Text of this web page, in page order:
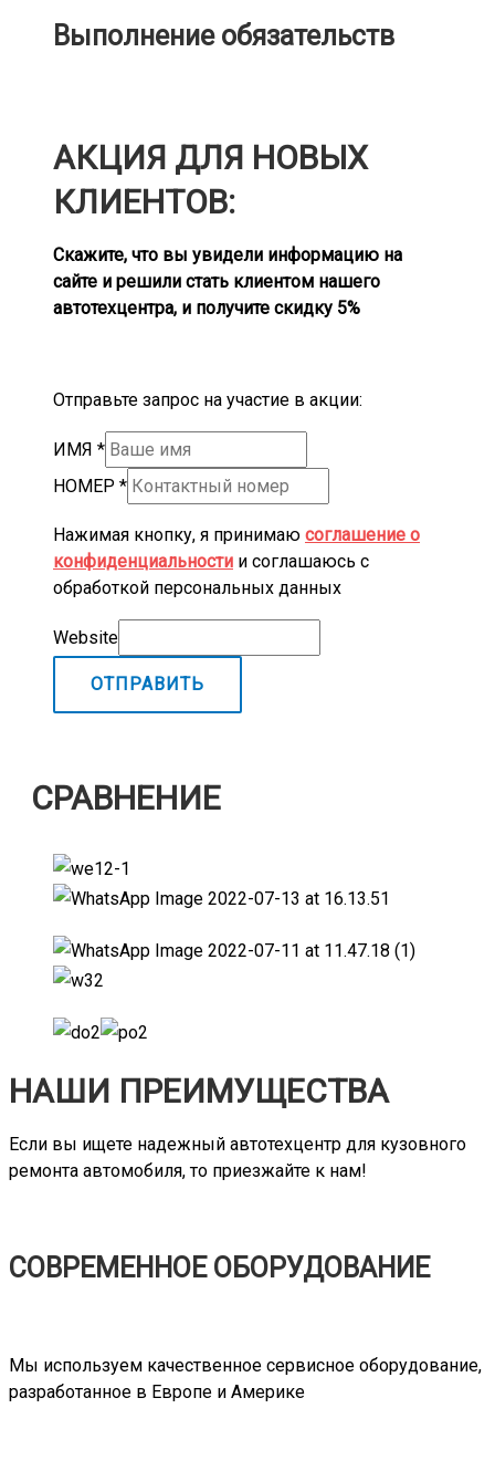
Выполнение обязательств
АКЦИЯ ДЛЯ НОВЫХ
КЛИЕНТОВ:
Скажите, что вы увидели информацию на
сайте и решили стать клиентом нашего
автотехцентра, и получите скидку 5%
Отправьте запрос на участие в акции:
ИМЯ *
НОМЕР *
Нажимая кнопку, я принимаю соглашение о
конфиденциальности и соглашаюсь с
обработкой персональных данных
Website
ОТПРАВИТЬ
СРАВНЕНИЕ
НАШИ ПРЕИМУЩЕСТВА
Если вы ищете надежный автотехцентр для кузовного
ремонта автомобиля, то приезжайте к нам!
СОВРЕМЕННОЕ ОБОРУДОВАНИЕ
Мы используем качественное сервисное оборудование,
разработанное в Европе и Америке